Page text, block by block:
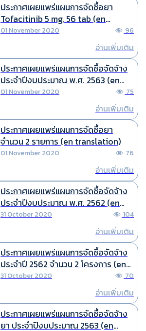
ประกาศเผยแพร่แผนการจัดซื้อยา
Tofacitinib 5 mg, 56 tab (en
translation)
01 November 2020 96
อ่านเพิ่มเติม
ประกาศเผยแพร่แผนการจัดซื้อจัดจ้าง
ประจำปีงบประมาณ พ.ศ. 2563 (en
translation)
01 November 2020 75
อ่านเพิ่มเติม
ประกาศเผยแพร่แผนการจัดซื้อยา
จำนวน 2 รายการ (en translation)
01 November 2020 76
อ่านเพิ่มเติม
ประกาศเผยแพร่แผนการจัดซื้อจัดจ้าง
ประจำปีงบประมาณ พ.ศ. 2562 (en
translation)
31 October 2020 104
อ่านเพิ่มเติม
ประกาศเผยแพร่แผนการจัดซื้อจัดจ้าง
ประจำปี 2562 จำนวน 2 โครงการ (en
translation)
31 October 2020 70
อ่านเพิ่มเติม
ประกาศเผยแพร่แผนการจัดซื้อจัดจ้าง
ยา ประจำปีงบประมาณ 2563 (en